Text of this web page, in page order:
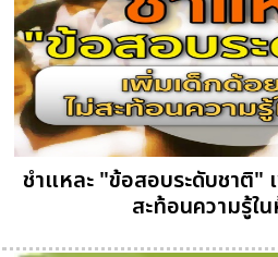
ชำแหละ "ข้อสอบระดับชาติ"
สะท้อนความรู้ใ